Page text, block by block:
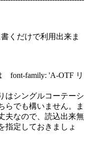
くだけで利用出来ま
font-family: 'A-OTF リ
はシングルコーテーシ
らでも構いません。ま
夫なので、読込出来無
指定しておきましょ